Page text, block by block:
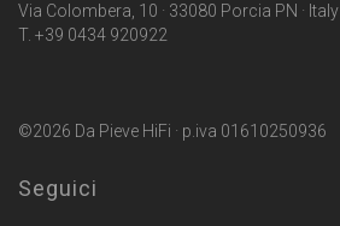
Via Colombera, 10 · 33080 Porcia PN · Italy
T. +39 0434 920922
©2026 Da Pieve HiFi · p.iva 01610250936
Seguici